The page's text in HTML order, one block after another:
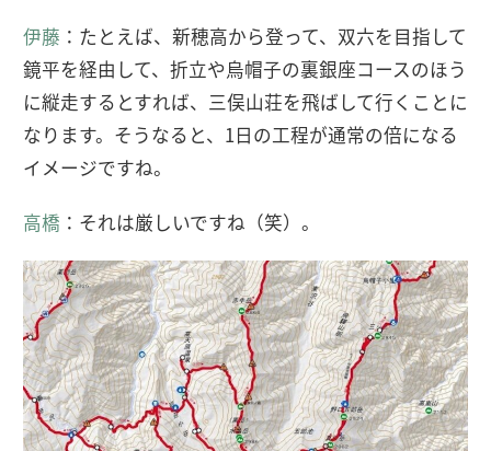
伊藤 ：たとえば、新穂高から登って、双六を目指して
鏡平を経由して、折立や烏帽子の裏銀座コースのほう
に縦走するとすれば、三俣山荘を飛ばして行くことに
なります。そうなると、1日の工程が通常の倍になる
イメージですね。
高橋 ：それは厳しいですね（笑）。